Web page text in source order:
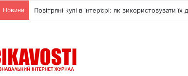
Новини Генетичний перемикач керує «право-лівою»